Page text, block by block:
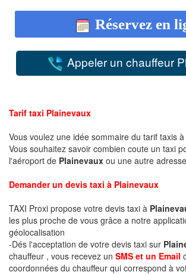
Réservez en
Appeler un chauffeur
Tarif taxi Plainevaux
Vous voulez une idée sommaire du tarif taxis à
Vous souhaitez savoir combien coute un taxi
l'aéroport de Plainevaux ou une autre
Demander un devis taxi à Plainevaux
TAXI Proxi propose votre devis taxi à
les plus proche de vous grâce a notre
géolocalisation
-Dés l'acceptation de votre devis taxi sur
chauffeur , vous recevez un SMS et un Email
coordonnées du chauffeur qui correspond à